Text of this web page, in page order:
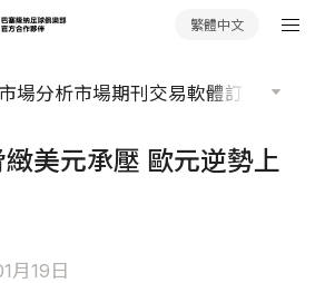
繁體中文
市場分析市場期刊交易軟體訂單流
美元承壓 歐元逆勢上
月19日